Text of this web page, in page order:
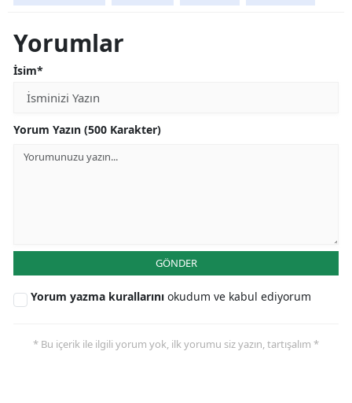
Yorumlar
İsim*
Yorum Yazın (500 Karakter)
GÖNDER
Yorum yazma kurallarını okudum ve kabul ediyorum
* Bu içerik ile ilgili yorum yok, ilk yorumu siz yazın, tartışalım *